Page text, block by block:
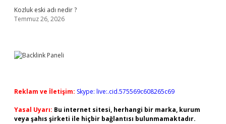
Kozluk eski adı nedir ?
Temmuz 26, 2026
Reklam ve İletişim: Skype: live:.cid.575569c608265c69
Yasal Uyarı: Bu internet sitesi, herhangi bir marka, kurum
veya şahıs şirketi ile hiçbir bağlantısı bulunmamaktadır.